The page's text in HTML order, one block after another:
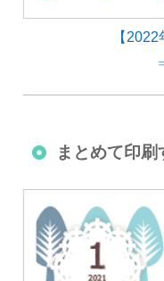
【
まとめて印刷